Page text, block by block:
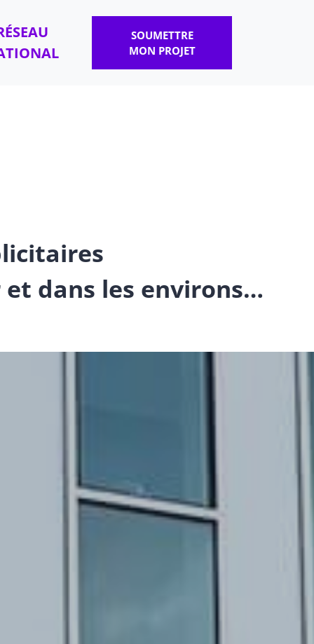
SOUMETTRE
MON PROJET
et dans les environs…